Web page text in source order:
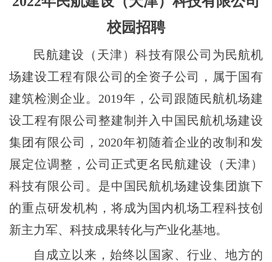
校园招聘
民航建设（天津）科技有限公司为民航机
场建设工程有限公司的全资子公司，属于国有
建筑检测企业。2019年，公司跟随民航机场建
设工程有限公司整建制并入中国民航机场建设
集团有限公司，2020年初随着企业的改制和发
展定位调整，公司正式更名民航建设（天津）
科技有限公司。是中国民航机场建设集团旗下
的重点研发机构，将成为国内机场工程科技创
新主力军、科技成果转化与产业化基地。
自成立以来，始终以国家、行业、地方的